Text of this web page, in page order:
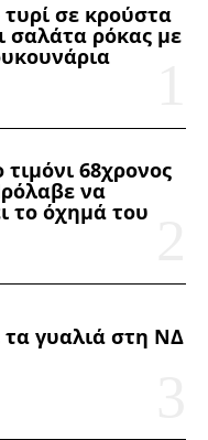
τυρί σε κρούστα
σαλάτα ρόκας με
68χρονος
να
το όχημά του
τα γυαλιά στη ΝΔ